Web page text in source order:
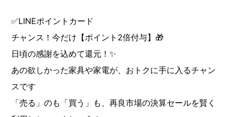
✅LINEポイントカード
チャンス！今だけ【ポイント2倍付与】🎁
日頃の感謝を込めて還元！✨
あの欲しかった家具や家電が、おトクに手に入るチャン
スです
「売る」のも「買う」も、再良市場の決算セールを賢く